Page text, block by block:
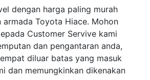
dengan harga paling murah
armada Toyota Hiace. Mohon
Customer Servive kami
dan pengantaran anda,
diluar batas yang masuk
dan memungkinkan dikenakan